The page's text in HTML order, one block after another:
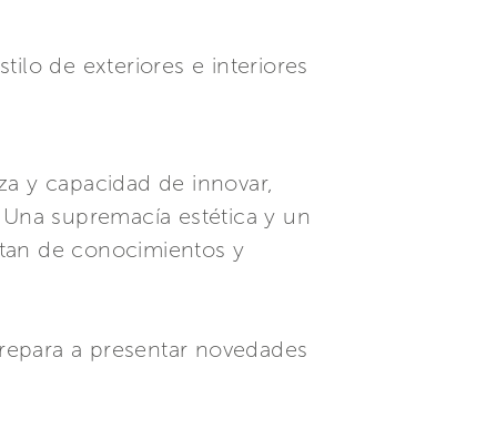
de exteriores e interiores
y capacidad de innovar,
supremacía estética y un
de conocimientos y
a presentar novedades